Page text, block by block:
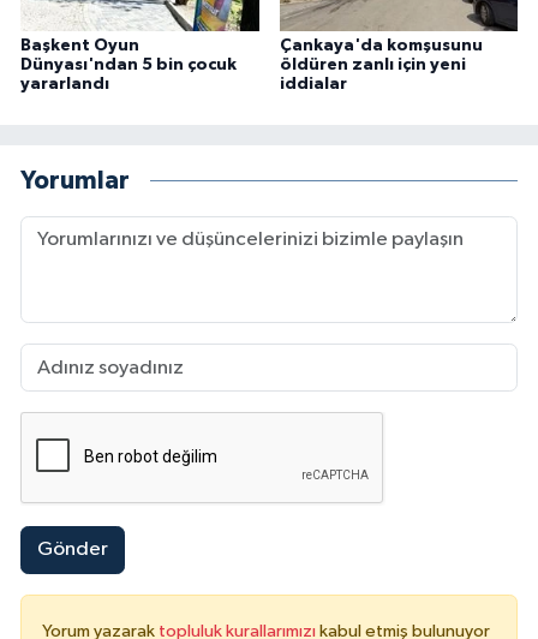
Başkent Oyun
Dünyası'ndan 5 bin çocuk
yararlandı
Çankaya'da komşusunu
öldüren zanlı için yeni
iddialar
Yorumlar
Gönder
Yorum yazarak topluluk kurallarımızı kabul etmiş bulunuyor